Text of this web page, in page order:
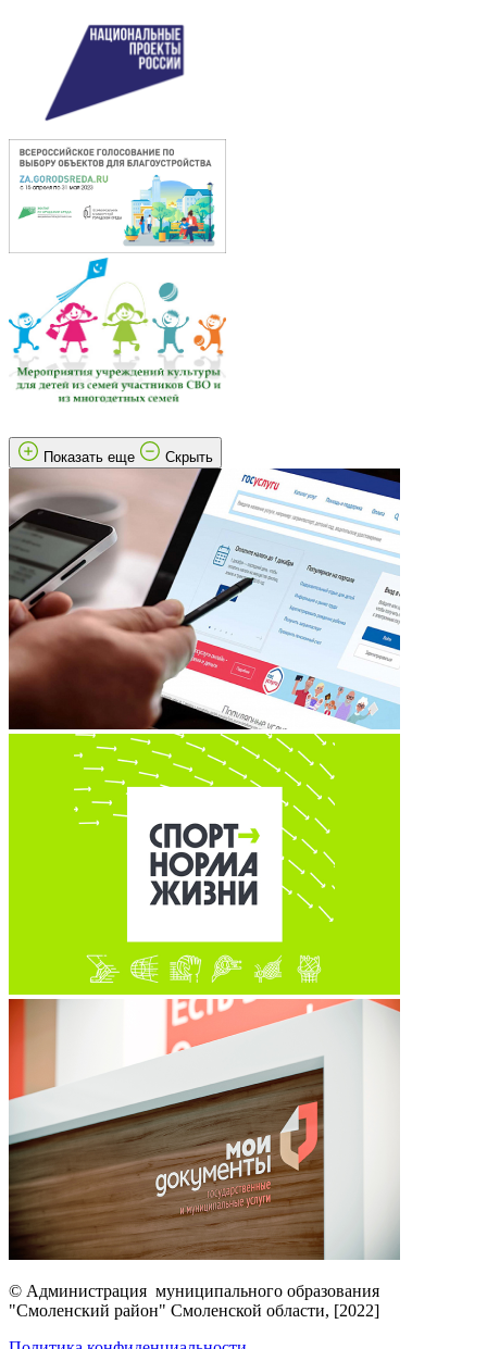
Показать еще Скрыть
© Администрация муниципального образования
"Смоленский район" Смоленской области, [2022]